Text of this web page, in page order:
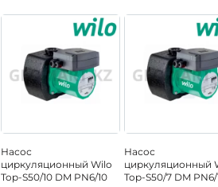
Насос
циркуляционный Wilo
Top-S50/10 DM PN6/10
Насос
циркуляционный
Top-S50/7 DM PN6/